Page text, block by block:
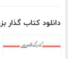
دانلود کتاب گذار